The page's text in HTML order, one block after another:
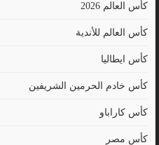
كأس العالم 2026
كأس العالم للأندية
كأس ايطاليا
كأس خادم الحرمين الشريفين
كأس كاراباو
كأس مصر